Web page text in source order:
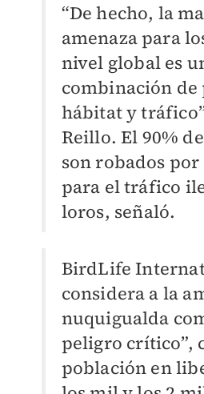
“De hecho, la
amenaza para
nivel global es
combinación de
hábitat y
Reillo. El 90%
son robados
para el tráfico
loros, señaló.
BirdLife
considera a la
nuquigualda
peligro crítico”,
población en